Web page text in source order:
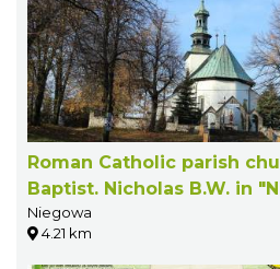
Roman Catholic parish
Baptist. Nicholas B.W. in
Niegowa
4.21 km